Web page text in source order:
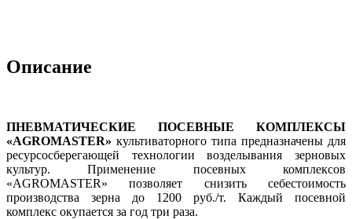
Описание
ПНЕВМАТИЧЕСКИЕ ПОСЕВНЫЕ КОМПЛЕКСЫ
«АGROMASTER» культиваторного типа предназначены для
ресурсосберегающей технологии возделывания зерновых
культур. Применение посевных комплексов
«АGROMASTER» позволяет снизить себестоимость
производства зерна до 1200 руб./т. Каждый посевной
комплекс окупается за год три раза.